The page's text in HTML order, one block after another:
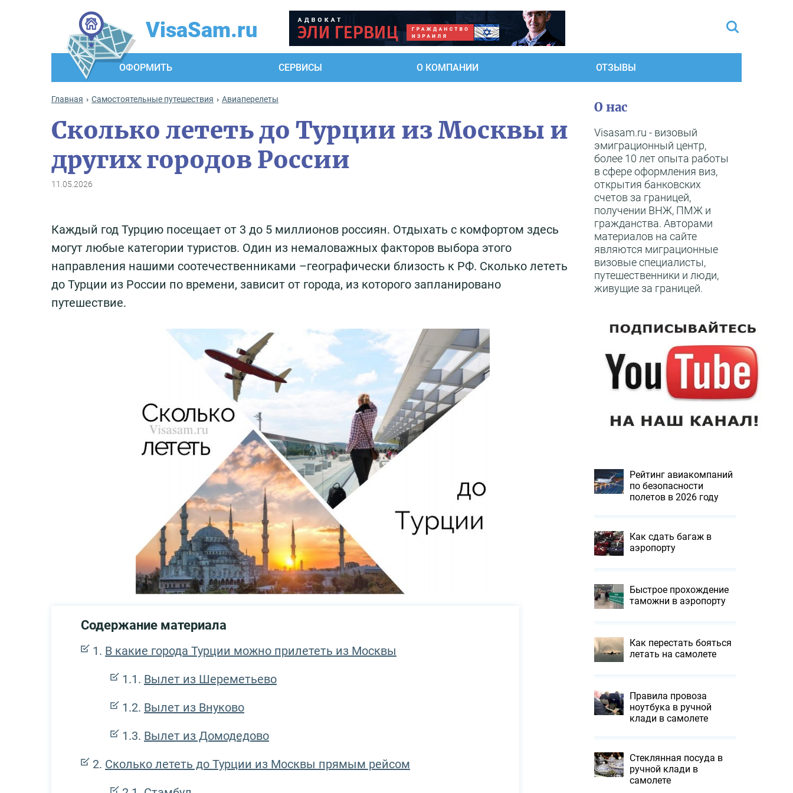
VisaSam.ru
ОФОРМИТЬ СЕРВИСЫ О КОМПАНИИ ОТЗЫВЫ
Главная Самостоятельные путешествия Авиаперелеты
Сколько лететь до Турции из Москвы и
других городов России
11.05.2026
Каждый год Турцию посещает от 3 до 5 миллионов россиян. Отдыхать с комфортом здесь
могут любые категории туристов. Один из немаловажных факторов выбора этого
направления нашими соотечественниками –географически близость к РФ. Сколько лететь
до Турции из России по времени, зависит от города, из которого запланировано
путешествие.
Содержание материала
В какие города Турции можно прилететь из Москвы
Вылет из Шереметьево
Вылет из Внуково
Вылет из Домодедово
Сколько лететь до Турции из Москвы прямым рейсом
О нас
Visasam.ru - визовый
эмиграционный центр,
более 10 лет опыта работы
в сфере оформления виз,
открытия банковских
счетов за границей,
получении ВНЖ, ПМЖ и
гражданства. Авторами
материалов на сайте
являются миграционные
визовые специалисты,
путешественники и люди,
живущие за границей.
Рейтинг авиакомпаний
по безопасности
полетов в 2026 году
Как сдать багаж в
аэропорту
Быстрое прохождение
таможни в аэропорту
Как перестать бояться
летать на самолете
Правила провоза
ноутбука в ручной
клади в самолете
Стеклянная посуда в
ручной клади в
самолете